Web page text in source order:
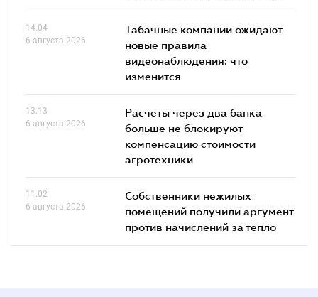
14.04
6 августа 2026
Табачные компании ожидают
новые правила
видеонаблюдения: что
изменится
13.13
6 августа 2026
Расчеты через два банка
больше не блокируют
компенсацию стоимости
агротехники
11.02
6 августа 2026
Собственники нежилых
помещений получили аргумент
против начислений за тепло